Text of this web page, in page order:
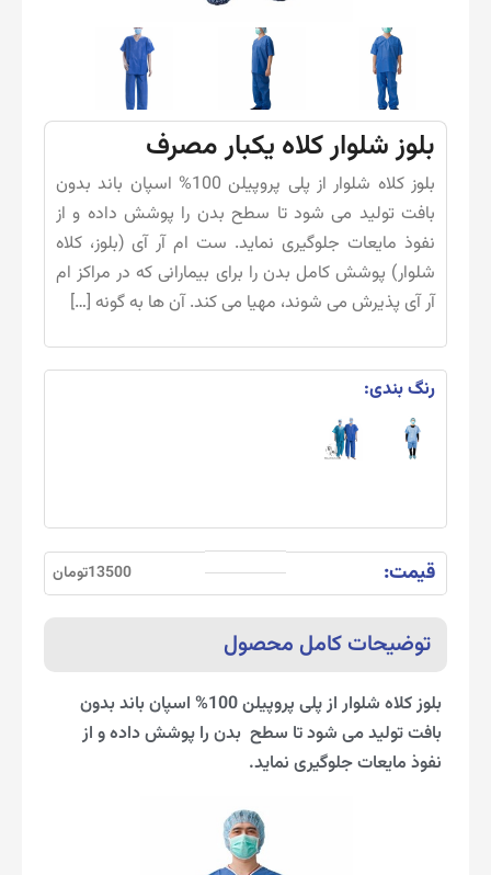
بلوز شلوار کلاه یکبار مصرف
بلوز کلاه شلوار از پلی پروپیلن 100% اسپان باند بدون
بافت تولید می شود تا سطح بدن را پوشش داده و از
نفوذ مایعات جلوگیری نماید. ست ام آر آی (بلوز، کلاه
شلوار) پوشش کامل بدن را برای بیمارانی که در مراکز ام
آر آی پذیرش می شوند، مهیا می کند. آن ها به گونه […]
رنگ بندی:
قیمت: 13500تومان
توضیحات کامل محصول
بلوز کلاه شلوار از پلی پروپیلن 100% اسپان باند بدون
بافت تولید می شود تا سطح بدن را پوشش داده و از
نفوذ مایعات جلوگیری نماید.